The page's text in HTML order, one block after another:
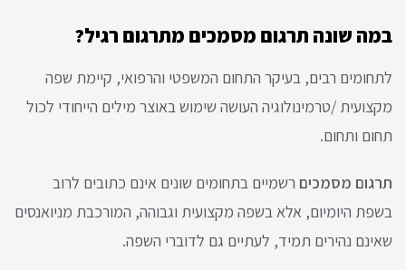
במה שונה תרגום מסמכים מתרגום רגיל?
לתחומים רבים, בעיקר התחום המשפטי והרפואי, קיימת שפה
מקצועית /טרמינולוגיה העושה שימוש באוצר מילים הייחודי לכול
תחום ותחום.
תרגום מסמכים רשמיים בתחומים שונים אינם כתובים לרוב
בשפת היומיום, אלא בשפה מקצועית וגבוהה, המורכבת מניואנסים
שאינם נהירים תמיד, לעתיים גם לדוברי השפה.